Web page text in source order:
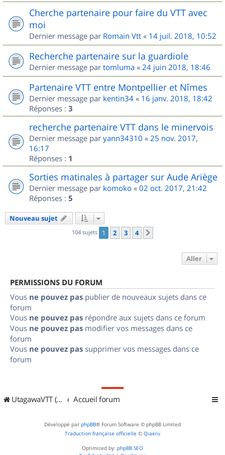
Cherche partenaire pour faire du VTT avec
moi
Dernier message par Romain Vtt « 14 juil. 2018, 10:52
Recherche partenaire sur la guardiole
Dernier message par tomluma « 24 juin 2018, 18:46
Partenaire VTT entre Montpellier et Nîmes
Dernier message par kentin34 « 16 janv. 2018, 18:42
Réponses : 3
recherche partenaire VTT dans le minervois
Dernier message par yann34310 « 25 nov. 2017,
16:17
Réponses : 1
Sorties matinales à partager sur Aude Ariège
Dernier message par komoko « 02 oct. 2017, 21:42
Réponses : 5
Nouveau sujet
104 sujets 1 2 3 4
Aller
PERMISSIONS DU FORUM
Vous ne pouvez pas publier de nouveaux sujets dans ce
forum
Vous ne pouvez pas répondre aux sujets dans ce forum
Vous ne pouvez pas modifier vos messages dans ce
forum
Vous ne pouvez pas supprimer vos messages dans ce
forum
UtagawaVTT (Randos VTT et VTTAE avec traces GPS) Accueil forum
Développé par phpBB® Forum Software © phpBB Limited
Traduction française officielle © Qiaeru
Optimized by: phpBB SEO